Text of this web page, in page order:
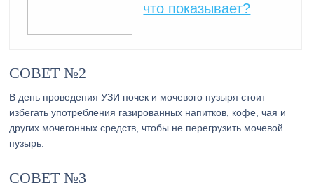
что показывает?
СОВЕТ №2
В день проведения УЗИ почек и мочевого пузыря стоит
избегать употребления газированных напитков, кофе, чая и
других мочегонных средств, чтобы не перегрузить мочевой
пузырь.
СОВЕТ №3